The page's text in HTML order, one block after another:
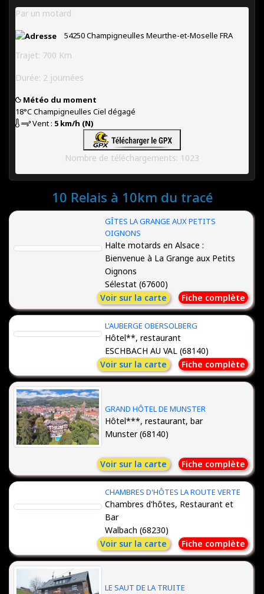
Par un motard
54250Champigneulles Meurthe-et-Moselle FRA
Trajet: 700 Km
Durée: 2 journées
Météo du moment
18°CChampigneulles Ciel dégagé
Vent : 5 km/h (N)
Nombre de téléchargements: 1023
10 Relais à 10km du tracé
GÎTES LA GRANGE AUX PETITS
OIGNONS
Halte motards en Alsace :
Bienvenue à La Grange aux Petits
Oignons
Sélestat (67600)
Voir sur la carte
Fiche complète
L'AUBERGE OBERSOLBERG
Hôtel**, restaurant
ESCHBACH AU VAL (68140)
Voir sur la carte
Fiche complète
GRAND HÔTEL DE MUNSTER
Hôtel***, restaurant, bar
Munster (68140)
Voir sur la carte Fiche complète
CHAMBRES D'HÔTES LA ROUTE VERTE
Chambres d'hôtes, Restaurant et
Bar
Walbach (68230)
Voir sur la carte
Fiche complète
LE SAUT DE LA TRUITE